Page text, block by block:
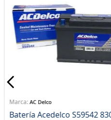
AC Delco
Batería Acedelco S59542